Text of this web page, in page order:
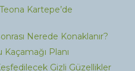
Kartepe’de
Nerede Konaklanır?
Planı
Gizli Güzellikler